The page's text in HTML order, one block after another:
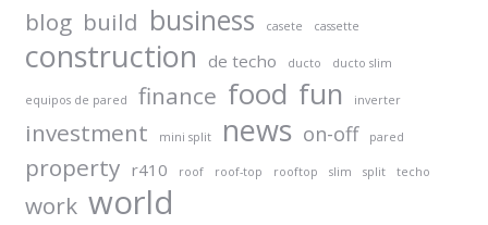
blog build business casete cassette
construction de techo ducto ducto slim
equipos de pared finance food fun inverter
investment mini split news on-off pared
property r410 roof roof-top rooftop slim split techo
work world